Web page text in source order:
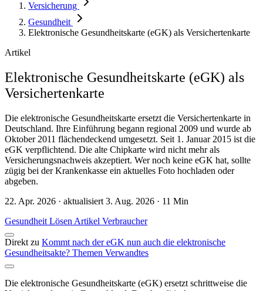
Versicherung
Gesundheit
Elektronische Gesundheitskarte (eGK) als Versichertenkarte
Artikel
Elektronische Gesundheitskarte (eGK) als
Versichertenkarte
Die elektronische Gesundheitskarte ersetzt die Versichertenkarte in
Deutschland. Ihre Einführung begann regional 2009 und wurde ab
Oktober 2011 flächendeckend umgesetzt. Seit 1. Januar 2015 ist die
eGK verpflichtend. Die alte Chipkarte wird nicht mehr als
Versicherungsnachweis akzeptiert. Wer noch keine eGK hat, sollte
zügig bei der Krankenkasse ein aktuelles Foto hochladen oder
abgeben.
22. Apr. 2026 · aktualisiert 3. Aug. 2026 · 11 Min
Gesundheit Lösen Artikel Verbraucher
Direkt zu Kommt nach der eGK nun auch die elektronische
Gesundheitsakte? Themen Verwandtes
Die elektronische Gesundheitskarte (eGK) ersetzt schrittweise die